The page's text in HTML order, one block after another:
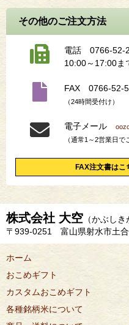
その他のご注文方法
電話 0766-52-
10:00～17:00ま
FAX 0766-52-
（24時間受付け）
電子メール
（通常1～2営業日で
FAX注文書はこ
株式会社 大空 （かぶし
〒939-0251 富山県射水市土合
ホーム
おこめギフト
カスタムおこめギフト
各種銘柄米について